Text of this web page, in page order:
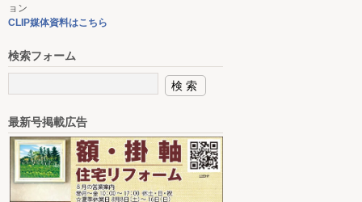
ョン
CLIP媒体資料はこちら
検索フォーム
最新号掲載広告